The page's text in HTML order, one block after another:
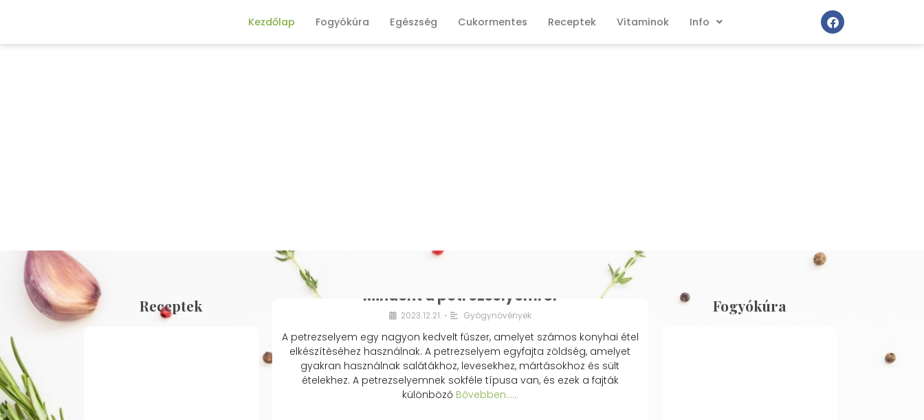
Kezdőlap Fogyókúra Egészség Cukormentes Receptek Vitaminok Info
Receptek Mindent a petrezselyemről
2023.12.21. • Gyógynövények
A petrezselyem egy nagyon kedvelt fűszer, amelyet számos konyhai étel
elkészítéséhez használnak. A petrezselyem egyfajta zöldség, amelyet
gyakran használnak salátákhoz, levesekhez, mártásokhoz és sült
ételekhez. A petrezselyemnek sokféle típusa van, és ezek a fajták
különbözőBővebben...…
Fogyókúra